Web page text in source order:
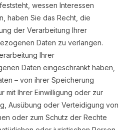
wessen Interessen
haben Sie das Recht, die
der Verarbeitung Ihrer
Daten zu verlangen.
Ihrer
Daten eingeschränkt haben,
– von ihrer Speicherung
mit Ihrer Einwilligung oder zur
Ausübung oder Verteidigung von
oder zum Schutz der Rechte